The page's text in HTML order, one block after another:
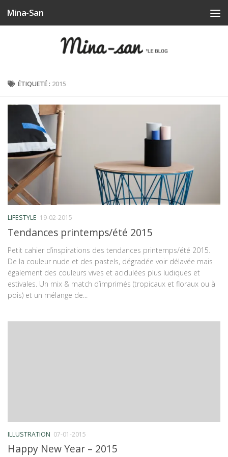
Skip to content
Mina-San
ÉTIQUETÉ : 2015
LIFESTYLE 19-02-2015
Tendances printemps/été 2015
Petit cahier d’inspirations des tendances printemps/été 2015.
De la couleur nude et des pastels, dégradée voir délavée mais
également des couleurs vives et acidulées plus ludiques et
estivales. Un mix & match d’imprimés (tropicaux et floraux ou à
pois) et un mélange de...
ILLUSTRATION 07-01-2015
Happy New Year – 2015